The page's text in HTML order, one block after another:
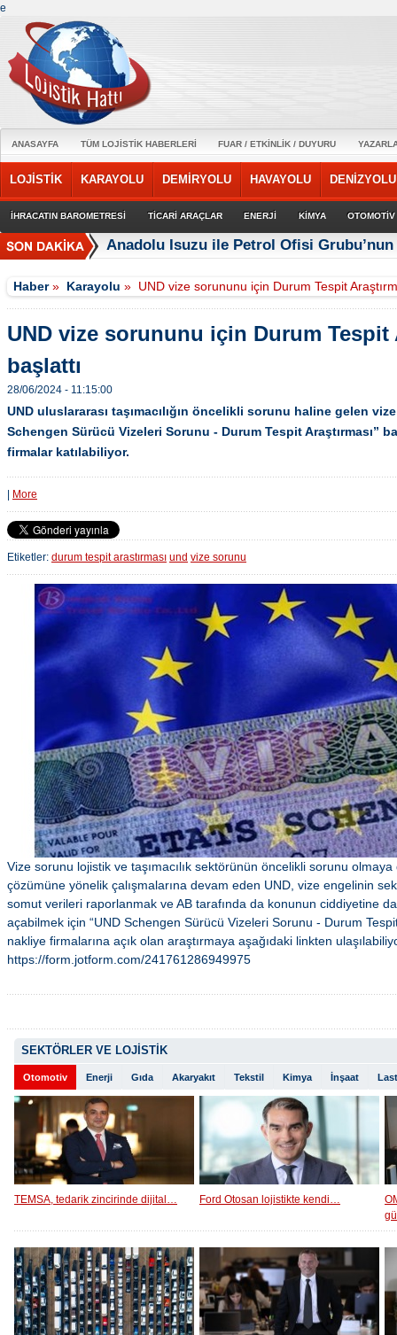
e
ANASAYFA TÜM LOJİSTİK HABERLERİ FUAR / ETKİNLİK / DUYURU
LOJİSTİK KARAYOLU DEMİRYOLU HAVAYOLU DENİZYOLU
İHRACATIN BAROMETRESİ TİCARİ ARAÇLAR ENERJİ KİMYA OTOMOTİV
Anadolu Isuzu ile Petrol Ofisi
Haber» Karayolu » UND vize sorununu için Durum Tespit
UND vize sorununu için Durum Tespit
başlattı
28/06/2024 - 11:15:00
UND uluslararası taşımacılığın öncelikli sorunu haline gelen
Schengen Sürücü Vizeleri Sorunu - Durum Tespit Araştırması”
firmalar katılabiliyor.
More
Etiketler: durum tespit arastırması und vize sorunu
Vize sorunu lojistik ve taşımacılık sektörünün öncelikli sorunu
çözümüne yönelik çalışmalarına devam eden UND, vize engelinin
somut verileri raporlanmak ve AB tarafında da konunun ciddiyetine
açabilmek için “UND Schengen Sürücü Vizeleri Sorunu - Durum Tespit
nakliye firmalarına açık olan araştırmaya aşağıdaki linkten
https://form.jotform.com/241761286949975
SEKTÖRLER VE LOJİSTİK
Otomotiv Enerji Gıda Akaryakıt Tekstil Kimya İnşaat
TEMSA, tedarik zincirinde dijital… Ford Otosan lojistikte kendi…